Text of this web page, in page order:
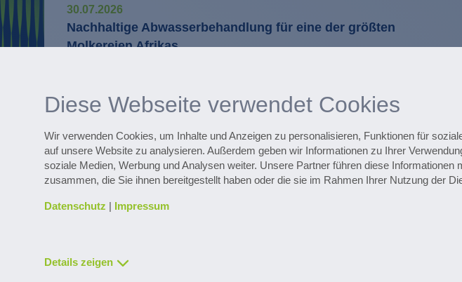
Diese Webseite verwendet Cookies
Wir verwenden Cookies, um Inhalte und Anzeigen zu personalisieren, Funktionen für
auf unsere Website zu analysieren. Außerdem geben wir Informationen zu Ihrer
soziale Medien, Werbung und Analysen weiter. Unsere Partner führen diese Informationen
zusammen, die Sie ihnen bereitgestellt haben oder die sie im Rahmen Ihrer Nutzung der
Datenschutz | Impressum
Details zeigen
30.07.2026
Nachhaltige Abwasserbehandlung für eine der größten
Molkereien Afrikas
Anlagenbetrieb und liefert Hinweise zur Optimierung
Entdecken Sie zahlreiche Referenzprojekte